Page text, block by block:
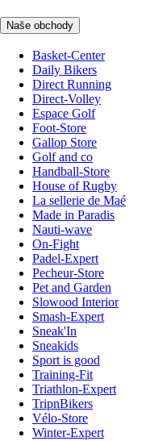
Naše obchody
Basket-Center
Daily Bikers
Direct Running
Direct-Volley
Espace Golf
Foot-Store
Gallop Store
Golf and co
Handball-Store
House of Rugby
La sellerie de Maé
Made in Paradis
Nauti-wave
On-Fight
Padel-Expert
Pecheur-Store
Pet and Garden
Slowood Interior
Smash-Expert
Sneak'In
Sneakids
Sport is good
Training-Fit
Triathlon-Expert
TripnBikers
Vélo-Store
Winter-Expert